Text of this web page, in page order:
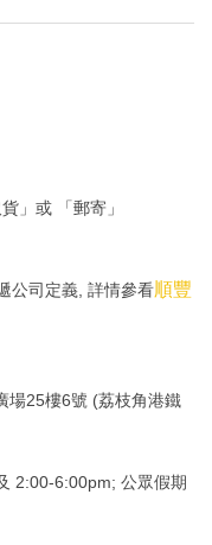
」或 「郵寄」
公司定義, 詳情參看順豐
場25樓6號 (荔枝角港鐵
2:00-6:00pm; 公眾假期